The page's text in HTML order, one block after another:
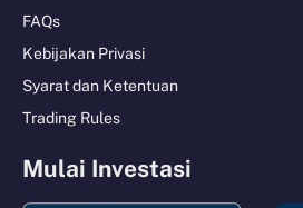
FAQs
Kebijakan Privasi
Syarat dan Ketentuan
Trading Rules
Mulai Investasi